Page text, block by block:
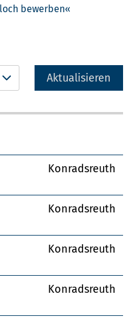
bewerben
Aktualisieren
Konradsreuth
Konradsreuth
Konradsreuth
Konradsreuth